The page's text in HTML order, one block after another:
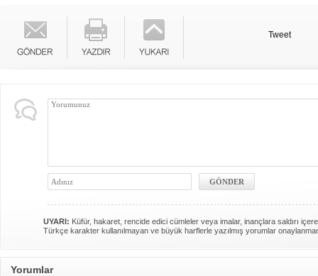
Tweet
UYARI: Küfür, hakaret, rencide edici cümleler veya imalar, inançlara saldırı
Türkçe karakter kullanılmayan ve büyük harflerle yazılmış yorumlar
Yorumlar